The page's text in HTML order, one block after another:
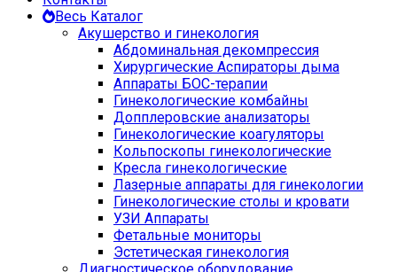
Весь Каталог
Акушерство и гинекология
Абдоминальная декомпрессия
Хирургические Аспираторы дыма
Аппараты БОС-терапии
Гинекологические комбайны
Допплеровские анализаторы
Гинекологические коагуляторы
Кольпоскопы гинекологические
Кресла гинекологические
Лазерные аппараты для гинекологии
Гинекологические столы и кровати
УЗИ Аппараты
Фетальные мониторы
Эстетическая гинекология